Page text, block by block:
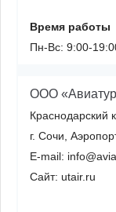
Время работы
Пн-Вс: 9:00-
ООО
Краснодарский
г. Сочи,
E-mail:
Сайт: utair.ru